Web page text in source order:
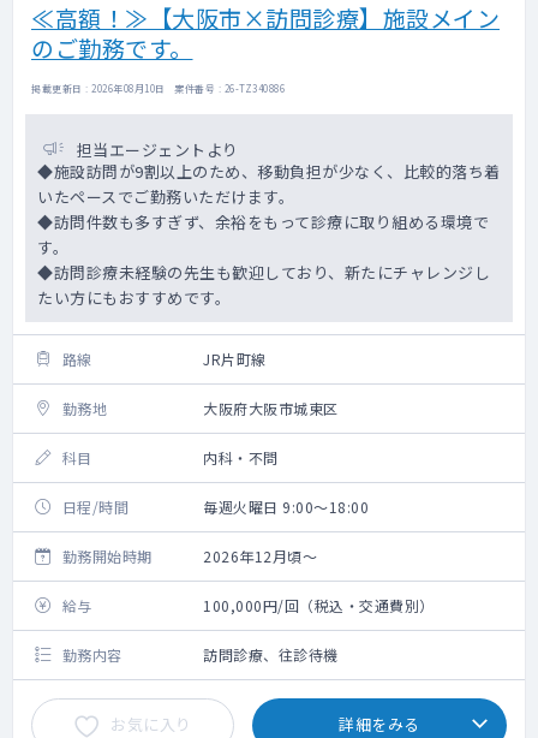
≪高額！≫【大阪市×訪問診療】施設メイン
のご勤務です。
掲載更新日 : 2026年08月10日 案件番号 : 26-TZ340886
担当エージェントより
◆施設訪問が9割以上のため、移動負担が少なく、比較的落ち着
いたペースでご勤務いただけます。
◆訪問件数も多すぎず、余裕をもって診療に取り組める環境で
す。
◆訪問診療未経験の先生も歓迎しており、新たにチャレンジし
たい方にもおすすめです。
路線 JR片町線
勤務地 大阪府大阪市城東区
科目 内科・不問
日程/時間 毎週火曜日 9:00～18:00
勤務開始時期 2026年12月頃～
給与 100,000円/回（税込・交通費別）
勤務内容 訪問診療、往診待機
お気に入り 詳細をみる